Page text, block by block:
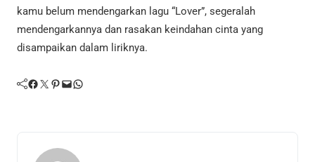
kamu belum mendengarkan lagu “Lover”, segeralah
mendengarkannya dan rasakan keindahan cinta yang
disampaikan dalam liriknya.
Facebook Twitter Pinterest Mail WhatsApp